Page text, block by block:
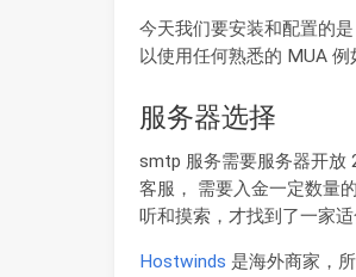
今天我们要安装和配置的
以使用任何熟悉的 MUA 例
服务器选择
smtp 服务需要服务器开放
客服， 需要入金一定数量
听和摸索，才找到了一家
Hostwinds 是海外商家，